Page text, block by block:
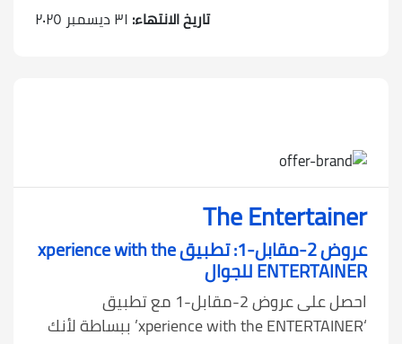
تاريخ الانتهاء: ٣١ ديسمبر ٢٠٢٥
The Entertainer
عروض 2-مقابل-1: تطبيق xperience with the
ENTERTAINER للجوال
احصل على عروض 2-مقابل-1 مع تطبيق
‘xperience with the ENTERTAINER’ ببساطة لأنك